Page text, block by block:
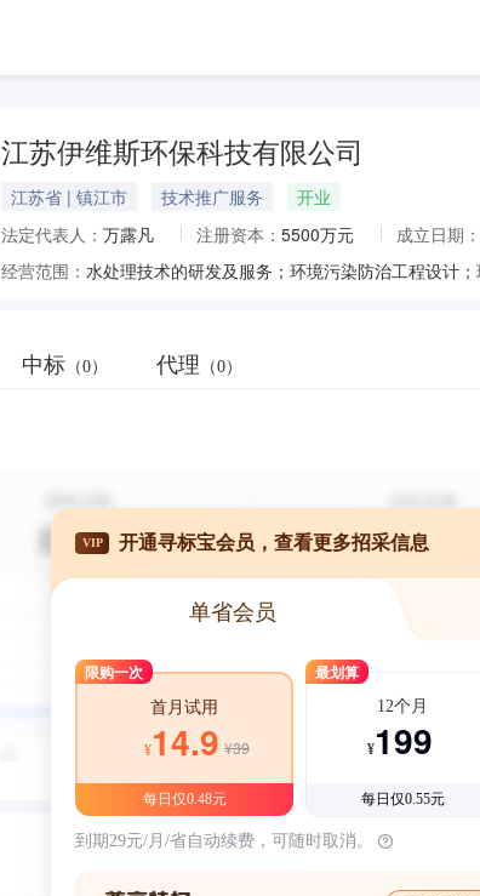
江苏伊维斯环保科技有限公司
江苏省 | 镇江市 技术推广服务
开业
法定代表人： 万露凡 注册资本： 5500万元 成立日期：
经营范围：
中标 （0） 代理 （0）
VIP 开通寻标宝会员，查看更多招采信息
单省会员
限购一次
首月试用
¥14.9 ¥39
每日仅0.48元
最划算
12个月
¥199
每日仅0.55元
到期29元/月/省自动续费，可随时取消。